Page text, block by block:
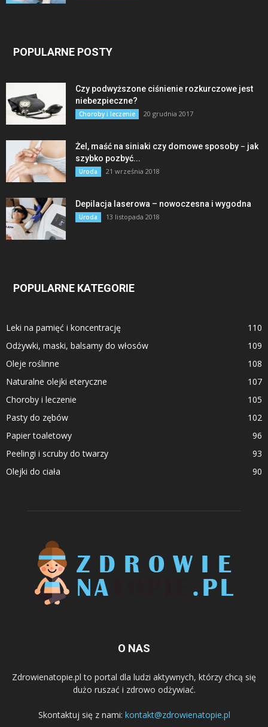
POPULARNE POSTY
Czy podwyższone ciśnienie rozkurczowe jest
niebezpieczne?
Choroby i leczenie 20 grudnia 2017
Żel, maść na siniaki czy domowe sposoby − jak
szybko pozbyć...
Uroda 21 września 2018
Depilacja laserowa – nowoczesna i wygodna
Uroda 13 listopada 2018
POPULARNE KATEGORIE
Leki na pamięć i koncentrację
110
Odżywki, maski, balsamy do włosów
109
Oleje roślinne
108
Naturalne olejki eteryczne
107
Choroby i leczenie
105
Pasty do zębów
102
Papier toaletowy
96
Peelingi i scruby do twarzy
93
Olejki do ciała
90
O NAS
Zdrowienatopie.pl to portal dla ludzi aktywnych, którzy chcą się
dużo ruszać i zdrowo odżywiać.
Skontaktuj się z nami: kontakt@zdrowienatopie.pl